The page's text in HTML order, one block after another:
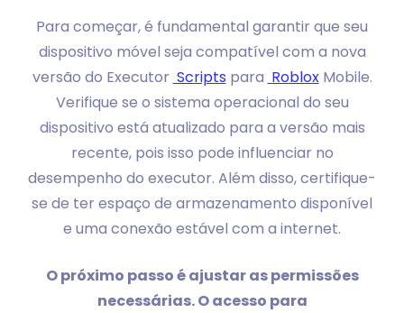
Para começar, é fundamental garantir que seu
dispositivo móvel seja compatível com a nova
versão do Executor Scripts para RobloxMobile.
Verifique se o sistema operacional do seu
dispositivo está atualizado para a versão mais
recente, pois isso pode influenciar no
desempenho do executor. Além disso, certifique-
se de ter espaço de armazenamento disponível
e uma conexão estável com a internet.
O próximo passo é ajustar as permissões
necessárias. O acesso para